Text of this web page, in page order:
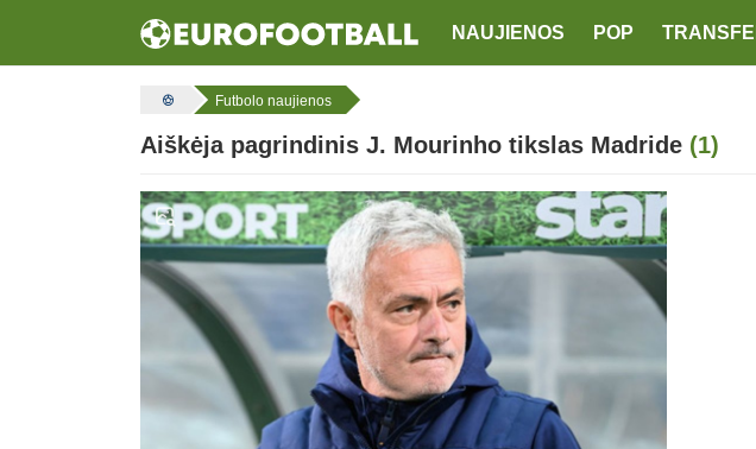
NAUJIENOS POP
Futbolo naujienos
Aiškėja pagrindinis J. Mourinho tikslas Madride (1)